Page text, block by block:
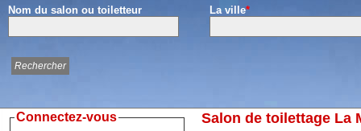
Nom du salon ou toiletteur La ville*
Salon de toilettage La
Connectez-vous